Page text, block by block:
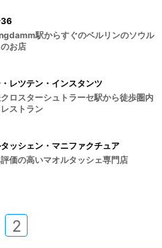
36
駅からすぐのベルリンのソウル
お店
レツテン・インスタンツ
ロスターシュトラーセ駅から徒歩圏内
ストラン
ッシェン・マニファクチュア
価の高いマオルタッシェ専門店
2